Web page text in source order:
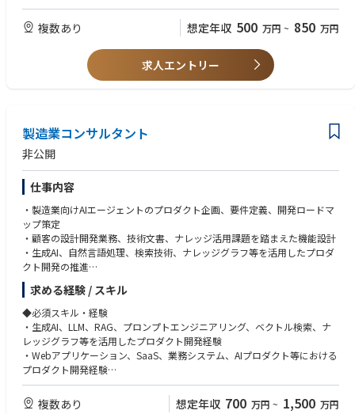
・Salesforceをはじめとする各種データソースからのデータ収集、分析、
可視化
・事業課題の発見、改善策の立案、効果検証
・データに基づいた意思決定を支援するためのレポート、ダッシュボード
・Salesforceの設計・改修・運用
（将来的には）Salestechの企画・導入・運用、BIツール（Tableau）の設
計・構築・運用
・職務内容の変更の範囲：会社の定めるすべての業務
【組織詳細とミッション】
所属部門：事業企画部DX推進グループ
組織人数：4名
◆ミッション◆
・営業DX戦略策及び実行
・BI（Tableau）ツールの企画・推進
・Salesforceの設計・改修（開発）・運用
・生成AI活用の戦略策定・企画・推進・実装
【配属組織が対峙しているテーマ】
・中長期DX戦略の策定
・Salesforceのデータフロー抜本改修
・生成AIの戦略策定・AIエージェントの非エンジニアへの導入
【歓迎する要素】
・課題特定・企画立案・Pjt組成・Pjt推進等の企画業務経験
・Tableau、PowerBIなどのBIツールの使用経験
・スプレッドシート・SQL・SOQLを用いたデータ抽出、加工・分析経験
・Salesforceの資格保持者
複数あり 想定年収 500 万円 ~ 850 万円
求人エントリー
製造業コンサルタント
非公開
仕事内容
・製造業向けAIエージェントのプロダクト企画、要件定義、開発ロードマ
ップ策定
・顧客の設計開発業務、技術文書、ナレッジ活用課題を踏まえた機能設計
・生成AI、自然言語処理、検索技術、ナレッジグラフ等を活用したプロダ
クト開発の推進
・プロンプト設計、RAG、文書構造化、根拠提示、回答精度向上に関する
企画・検証
・エンジニア、AI技術者、製造業コンサルタント、外部パートナーとの開
発マネジメント
・PoC案件を通じた顧客課題の抽出、プロダクト改善へのフィードバック
・セキュリティ、権限管理、監査ログ、データ分離など、法人向けAIプロ
ダクトに求められる品質・信頼性の向上
ス整備
求める経験 / スキル
◆必須スキル・経験
・生成AI、LLM、RAG、プロンプトエンジニアリング、ベクトル検索、ナ
レッジグラフ等を活用したプロダクト開発経験
・Webアプリケーション、SaaS、業務システム、AIプロダクト等における
プロダクト開発経験
・プロダクトマネージャー、プロジェクトマネージャー、開発リーダー、
テックリード等としての開発推進経験
複数あり 想定年収 700 万円 ~ 1,500 万円